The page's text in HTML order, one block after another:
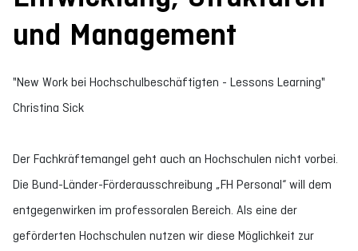
und Management
"New Work bei Hochschulbeschäftigten - Lessons Learning"
Christina Sick
Der Fachkräftemangel geht auch an Hochschulen nicht vorbei.
Die Bund-Länder-Förderausschreibung „FH Personal“ will dem
entgegenwirken im professoralen Bereich. Als eine der
geförderten Hochschulen nutzen wir diese Möglichkeit zur